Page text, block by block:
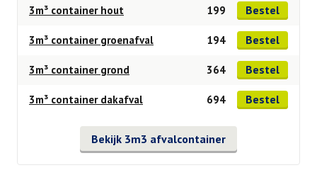
3m³ container hout 199 Bestel
3m³ container groenafval 194 Bestel
3m³ container grond 364 Bestel
3m³ container dakafval 694 Bestel
Bekijk 3m3 afvalcontainer